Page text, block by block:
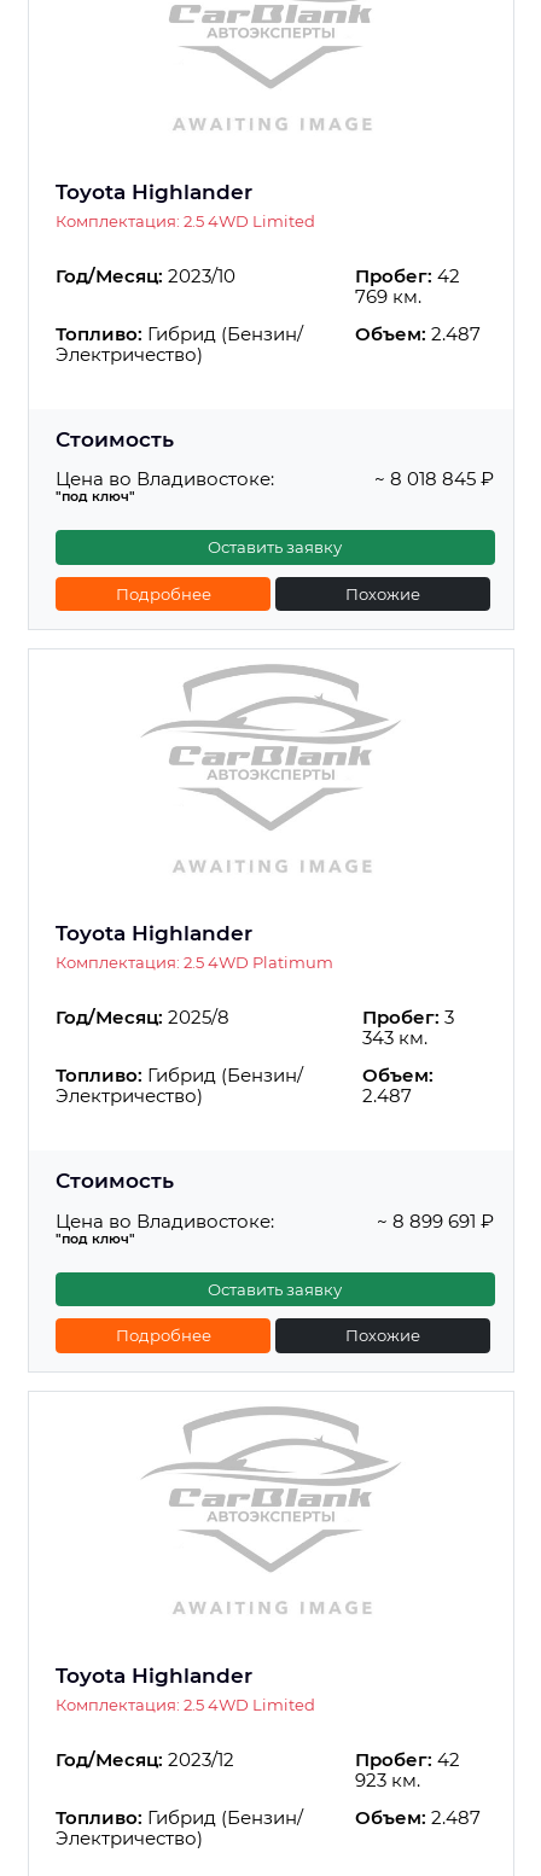
Toyota Highlander
Комплектация: 2.5 4WD Limited
Год/Месяц: 2023/10 Пробег: 42
769 км.
Топливо: Гибрид (Бензин/
Электричество)
Объем: 2.487
Стоимость
Цена во Владивостоке:
"под ключ"
~ 8 018 845 ₽
Оставить заявку
Подробнее Похожие
Toyota Highlander
Комплектация: 2.5 4WD Platimum
Год/Месяц: 2025/8 Пробег: 3
343 км.
Топливо: Гибрид (Бензин/
Электричество)
Объем:
2.487
Стоимость
Цена во Владивостоке:
"под ключ"
~ 8 899 691 ₽
Оставить заявку
Подробнее Похожие
Toyota Highlander
Комплектация: 2.5 4WD Limited
Год/Месяц: 2023/12 Пробег: 42
923 км.
Топливо: Гибрид (Бензин/
Электричество)
Объем: 2.487